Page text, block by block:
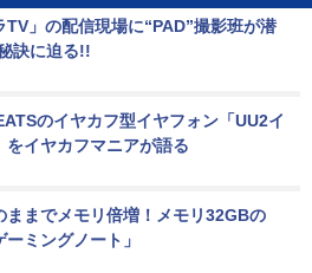
TV」の配信現場に“PAD”撮影班が潜
訣に迫る!!
のイヤカフ型イヤフォン「UU2イ
をイヤカフマニアが語る
ままでメモリ倍増！メモリ32GBの
ーミングノート」